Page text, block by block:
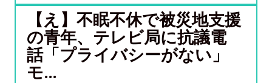
【え】不眠不休で被災地支援
の青年、テレビ局に抗議電
話「プライバシーがない」
モ...